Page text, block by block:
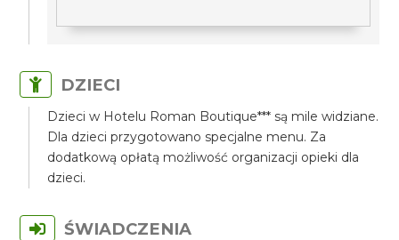
DZIECI
Dzieci w Hotelu Roman Boutique*** są mile widziane.
Dla dzieci przygotowano specjalne menu. Za
dodatkową opłatą możliwość organizacji opieki dla
dzieci.
ŚWIADCZENIA